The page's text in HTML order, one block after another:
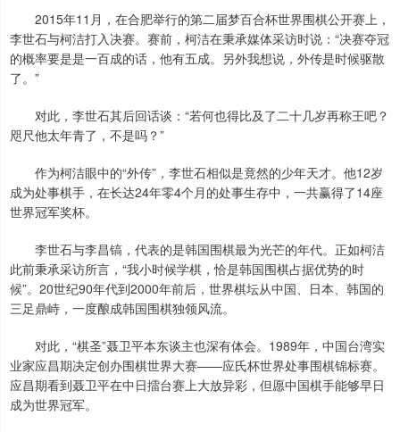
2015年11月，在合肥举行的第二届梦百合杯世界围棋公开赛上，
李世石与柯洁打入决赛。赛前，柯洁在秉承媒体采访时说：“决赛夺冠
的概率要是是一百成的话，他有五成。另外我想说，外传是时候驱散
了。”
对此，李世石其后回话谈：“若何也得比及了二十几岁再称王吧？
咫尺他太年青了，不是吗？”
作为柯洁眼中的“外传”，李世石相似是竟然的少年天才。他12岁
成为处事棋手，在长达24年零4个月的处事生存中，一共赢得了14座
世界冠军奖杯。
李世石与李昌镐，代表的是韩国围棋最为光芒的年代。正如柯洁
此前秉承采访所言，“我小时候学棋，恰是韩国围棋占据优势的时
候”。20世纪90年代到2000年前后，世界棋坛从中国、日本、韩国的
三足鼎峙，一度酿成韩国围棋独领风流。
对此，“棋圣”聂卫平本东谈主也深有体会。1989年，中国台湾实
业家应昌期决定创办围棋世界大赛——应氏杯世界处事围棋锦标赛。
应昌期看到聂卫平在中日擂台赛上大放异彩，但愿中国棋手能够早日
成为世界冠军。